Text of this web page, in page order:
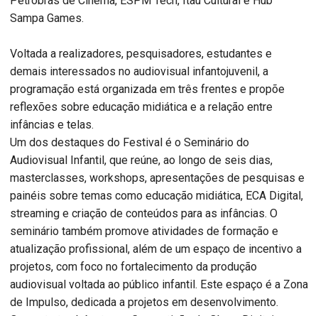
Sampa Games.
Voltada a realizadores, pesquisadores, estudantes e
demais interessados no audiovisual infantojuvenil, a
programação está organizada em três frentes e propõe
reflexões sobre educação midiática e a relação entre
infâncias e telas.
Um dos destaques do Festival é o Seminário do
Audiovisual Infantil, que reúne, ao longo de seis dias,
masterclasses, workshops, apresentações de pesquisas e
painéis sobre temas como educação midiática, ECA Digital,
streaming e criação de conteúdos para as infâncias. O
seminário também promove atividades de formação e
atualização profissional, além de um espaço de incentivo a
projetos, com foco no fortalecimento da produção
audiovisual voltada ao público infantil. Este espaço é a Zona
de Impulso, dedicada a projetos em desenvolvimento.